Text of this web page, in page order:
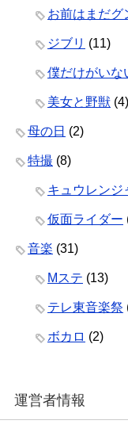
お前はまだグ
ジブリ (11)
僕だけがいな
美女と野獣 (4)
母の日 (2)
特撮 (8)
キュウレンジ
仮面ライダー
音楽 (31)
Mステ (13)
テレ東音楽祭
ボカロ (2)
運営者情報